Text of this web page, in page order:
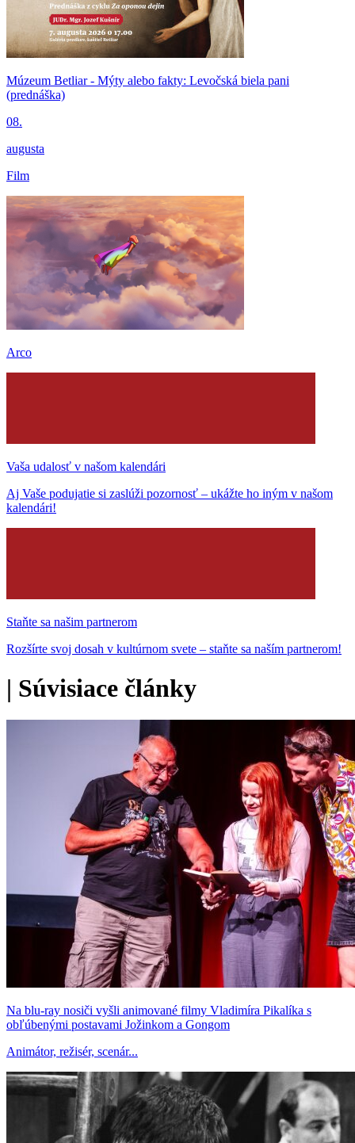
Múzeum Betliar - Mýty alebo fakty: Levočská biela pani
(prednáška)
08.
augusta
Film
Arco
Vaša udalosť v našom kalendári
Aj Vaše podujatie si zaslúži pozornosť – ukážte ho iným v našom
kalendári!
Staňte sa našim partnerom
Rozšírte svoj dosah v kultúrnom svete – staňte sa naším partnerom!
| Súvisiace články
Na blu-ray nosiči vyšli animované filmy Vladimíra Pikalíka s
obľúbenými postavami Jožinkom a Gongom
Animátor, režisér, scenár...